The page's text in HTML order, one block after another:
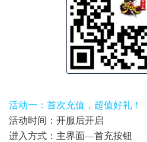
活动一：首次充值，超值好礼！
活动时间：开服后开启
进入方式：主界面—首充按钮